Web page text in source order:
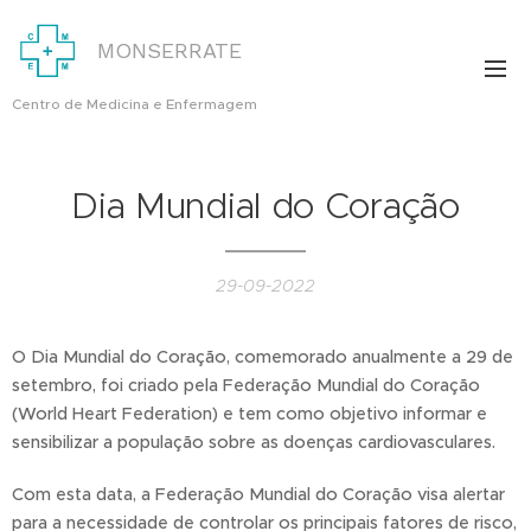
MONSERRATE
Centro de Medicina e Enfermagem
Dia Mundial do Coração
29-09-2022
O Dia Mundial do Coração, comemorado anualmente a 29 de
setembro, foi criado pela Federação Mundial do Coração
(World Heart Federation) e tem como objetivo informar e
sensibilizar a população sobre as doenças cardiovasculares.
Com esta data, a Federação Mundial do Coração visa alertar
para a necessidade de controlar os principais fatores de risco,